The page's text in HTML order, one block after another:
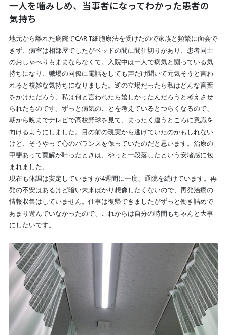
一人を噛みしめ、当事者になってわかった患者の
気持ち
地元から離れた病院でCAR-T細胞療法を受けたので家族と頻繁に面会で
きず、病室は相部屋でしたがベッドの間に間仕切りがあり、患者同士
のおしゃべりもままならなくて。入院中は一人で病気と闘っている気
持ちになり、職場の同僚に電話をしても声だけ聞いて元気そうと言わ
れると複雑な気持ちになりました。逆の立場だったら私はどんな言葉
をかけただろう、私は何と言われたら嬉しかったんだろうと考えさせ
られたものです。ずっと病気のことを考えているとつらくなるので、
朝から晩までテレビで高校野球を見て、まったく違うところに意識を
向けるようにしました。目の前の現実から逃げていたのかもしれない
けど、そうやって心のバランスを保っていたのだと思います。治療の
甲斐あって寛解が叶ったときは、やっと一段落したという安堵感に包
まれました。
現在も体調は安定していますが4週間に一度、通院を続けています。再
発の不安はあるけど暗い未来ばかり想像したくないので、再発治療の
情報収集はしていません。仕事は復帰できましたがずっと働き詰めで
あまり遊んでいなかったので、これからは自分の時間もちゃんと大事
にしたいです。